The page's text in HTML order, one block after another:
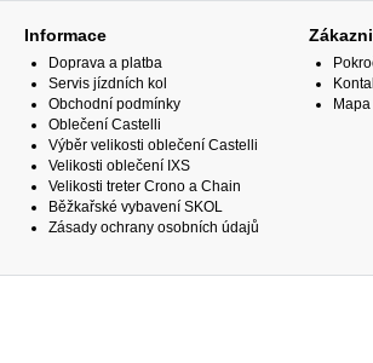
Informace
Doprava a platba
Servis jízdních kol
Obchodní podmínky
Oblečení Castelli
Výběr velikosti oblečení Castelli
Velikosti oblečení IXS
Velikosti treter Crono a Chain
Běžkařské vybavení SKOL
Zásady ochrany osobních údajů